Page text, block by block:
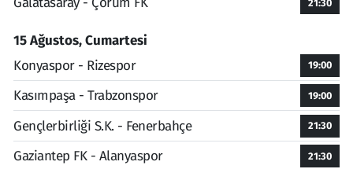
21:30
15 Ağustos, Cumartesi
Konyaspor - Rizespor
19:00
Kasımpaşa - Trabzonspor 19:00
Gençlerbirliği S.K. - Fenerbahçe 21:30
Gaziantep FK - Alanyaspor 21:30